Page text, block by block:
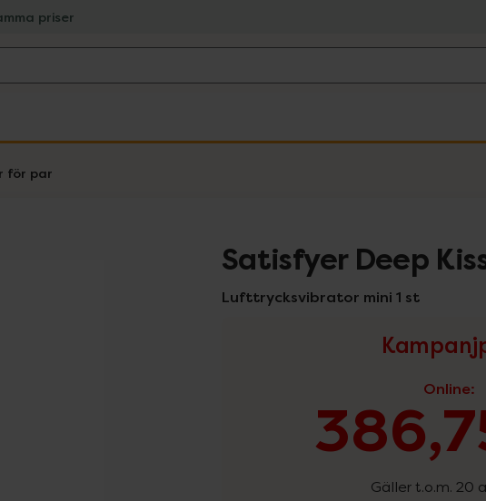
priser
för par
Satisfyer Deep
Lufttrycksvibrator mini 1 st
Online:
Gäller t.o.m. 20